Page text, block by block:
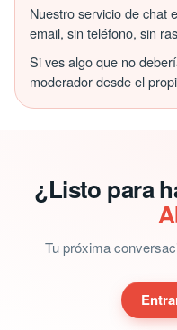
Nuestro servicio de chat
email, sin teléfono, sin
Si ves algo que no
moderador desde el
¿Listo para
Tu próxima